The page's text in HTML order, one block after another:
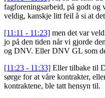
fagforeningsarbeid, på godt og
veldig, kanskje litt feil å si at
[11:11 - 11:23] men det var
jo på den tiden når vi gjorde
og DNV. Eller DNV GL som
[11:23 - 11:33] Eller tilbake til
sørge for at våre kontrakter,
kontraktene, ble tatt hensyn til.